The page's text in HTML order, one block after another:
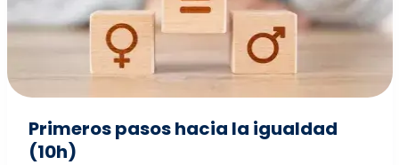
Primeros pasos hacia la igualdad
(10h)